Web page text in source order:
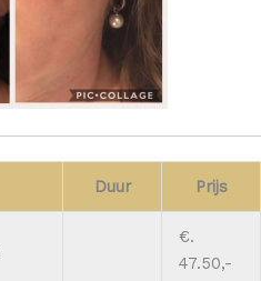
Duur Prijs
€.
47.50,-